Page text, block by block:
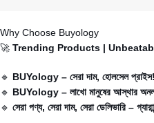
Why Choose Buyology
🚀 Trending Products |
🔹 BUYology – সেরা দাম, হোলসেল
🔹 BUYology – লাখো মানুষের আস্থার
🔹 সেরা পণ্য, সেরা দাম, সেরা ডেলিভারি –